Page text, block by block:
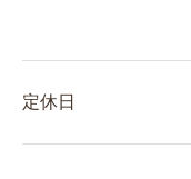
定休日